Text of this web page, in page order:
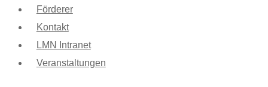
Förderer
Kontakt
LMN Intranet
Veranstaltungen